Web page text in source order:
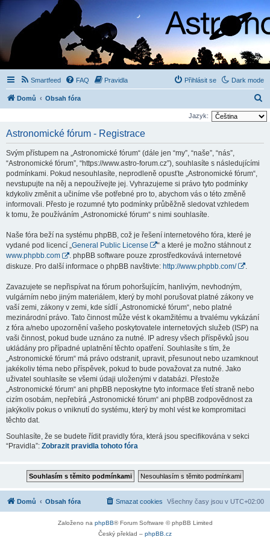
Dark mode
Smartfeed FAQ Pravidla Přihlásit se
Domů Obsah fóra
l
Jazyk:
Astronomické fórum - Registrace
Svým přístupem na „Astronomické fórum“ (dále jen “my”, “naše”, “nás”,
“Astronomické fórum”, “https://www.astro-forum.cz”), souhlasíte s následujícími
podmínkami. Pokud nesouhlasíte, neprodleně opusťte „Astronomické fórum“,
nevstupujte na něj a nepoužívejte jej. Vyhrazujeme si právo tyto podmínky
kdykoliv změnit a učiníme vše potřebné pro to, abychom vás o této změně
informovali. Přesto je rozumné tyto podmínky průběžně sledovat vzhledem
k tomu, že používáním „Astronomické fórum“ s nimi souhlasíte.
Naše fóra beží na systému phpBB, což je řešení internetového fóra, které je
vydané pod licencí „General Public License
“ a které je možno stáhnout z
www.phpbb.com
. phpBB software pouze zprostředkovává internetové
diskuze. Pro další informace o phpBB navštivte: http://www.phpbb.com/
Zavazujete se nepřispívat na fórum pohoršujícím, hanlivým, nevhodným,
vulgárním nebo jiným materiálem, který by mohl porušovat platné zákony ve
vaší zemi, zákony v zemi, kde sídlí „Astronomické fórum“, nebo platné
mezinárodní právo. Tato činnost může vést k okamžitému a trvalému vykázání
z fóra a/nebo upozornění vašeho poskytovatele internetových služeb (ISP) na
vaši činnost, pokud bude uznáno za nutné. IP adresy všech příspěvků jsou
ukládány pro případné uplatnění těchto opatření. Souhlasíte s tím, že
„Astronomické fórum“ má právo odstranit, upravit, přesunout nebo uzamknout
jakékoliv téma nebo příspěvek, pokud to bude považovat za nutné. Jako
uživatel souhlasíte se všemi údaji uloženými v databázi. Přestože
„Astronomické fórum“ ani phpBB neposkytne tyto informace třetí straně nebo
cizím osobám, nepřebírá „Astronomické fórum“ ani phpBB zodpovědnost za
jakýkoliv pokus o vniknutí do systému, který by mohl vést ke kompromitaci
těchto dat.
Souhlasíte, že se budete řídit pravidly fóra, která jsou specifikována v sekci
“Pravidla”: Zobrazit pravidla tohoto fóra
Domů Obsah fóra Všechny časy jsou v UTC+02:00
Smazat cookies
Založeno na phpBB® Forum Software © phpBB Limited
Český překlad – phpBB.cz